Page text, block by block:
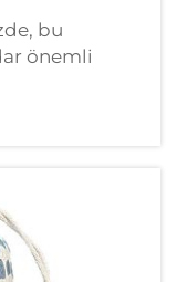
bu
önemli
havlular,
kuru tutar.
markasına